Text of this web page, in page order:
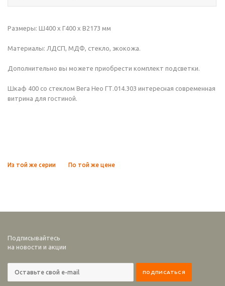
Размеры: Ш400 х Г400 х В2173 мм
Материалы: ЛДСП, МДФ, стекло, экокожа.
Дополнительно вы можете приобрести комплект подсветки.
Шкаф 400 со стеклом Вега Нео ГТ.014.303 интересная современная
витрина для гостиной.
Из той же серии По той же цене
Подписывайтесь
на новости и акции